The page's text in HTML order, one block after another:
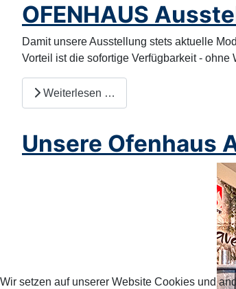
OFENHAUS
Damit unsere Ausstellung stets aktuelle
Vorteil ist die sofortige Verfügbarkeit -
Weiterlesen …
Unsere Ofenhaus
Wir setzen auf unserer Website Cookies und